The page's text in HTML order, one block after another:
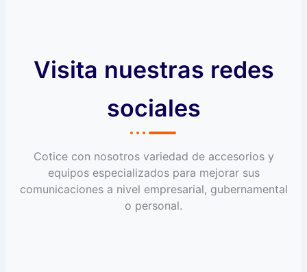
Visita nuestras redes
sociales
Cotice con nosotros variedad de accesorios y
equipos especializados para mejorar sus
comunicaciones a nivel empresarial, gubernamental
o personal.